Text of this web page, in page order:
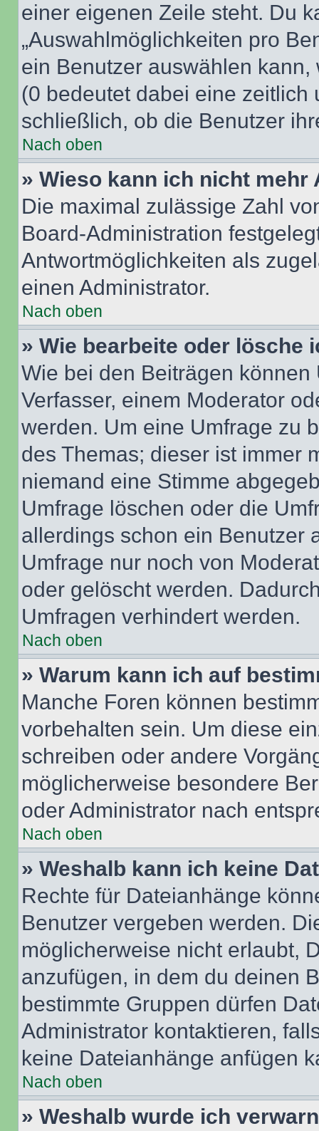
einer eigenen Zeile steht. Du
„Auswahlmöglichkeiten pro
ein Benutzer auswählen
(0 bedeutet dabei eine
schließlich, ob die Benutzer
Nach oben
» Wieso kann ich nicht
Die maximal zulässige Zahl
Board-Administration
Antwortmöglichkeiten als
einen Administrator.
Nach oben
» Wie bearbeite oder lösche
Wie bei den Beiträgen
Verfasser, einem Moderator
werden. Um eine Umfrage zu
des Themas; dieser ist immer
niemand eine Stimme
Umfrage löschen oder die
allerdings schon ein Benutzer
Umfrage nur noch von
oder gelöscht werden.
Umfragen verhindert werden.
Nach oben
» Warum kann ich auf
Manche Foren können
vorbehalten sein. Um diese
schreiben oder andere
möglicherweise besondere
oder Administrator nach
Nach oben
» Weshalb kann ich keine
Rechte für Dateianhänge
Benutzer vergeben werden.
möglicherweise nicht erlaubt,
anzufügen, in dem du deinen
bestimmte Gruppen dürfen
Administrator kontaktieren,
keine Dateianhänge anfügen
Nach oben
» Weshalb wurde ich